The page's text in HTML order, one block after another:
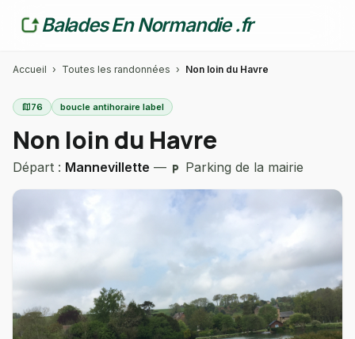
Balades En Normandie .fr
Accueil › Toutes les randonnées › Non loin du Havre
map76 boucle antihoraire label
Non loin du Havre
Départ : Mannevillette — local_parking Parking de la mairie